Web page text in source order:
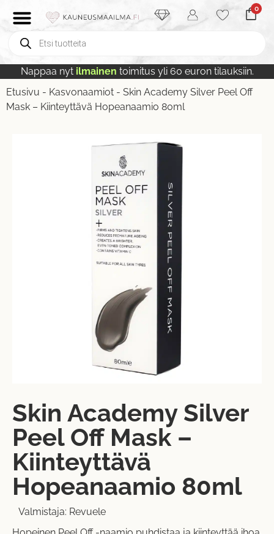
0
Nappaa nyt ilmainen toimitus yli 60 euron tilauksiin.
Etusivu - Kasvonaamiot - Skin Academy Silver Peel Off
Mask – Kiinteyttävä Hopeanaamio 80ml
Skin Academy Silver
Peel Off Mask –
Kiinteyttävä
Hopeanaamio 80ml
Valmistaja: Revuele